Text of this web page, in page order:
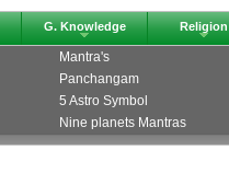
G. Knowledge Religion
Mantra's
Panchangam
5 Astro Symbol
Nine planets Mantras